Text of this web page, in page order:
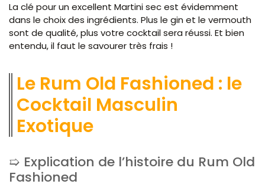
La clé pour un excellent Martini sec est évidemment
dans le choix des ingrédients. Plus le gin et le vermouth
sont de qualité, plus votre cocktail sera réussi. Et bien
entendu, il faut le savourer très frais !
Le Rum Old Fashioned : le
Cocktail Masculin
Exotique
Explication de l’histoire du Rum Old
Fashioned